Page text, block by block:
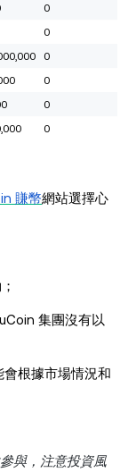
0
0
0
0
0
0
賺幣網站選擇心
集團沒有以
根據市場情況和
與，注意投資風